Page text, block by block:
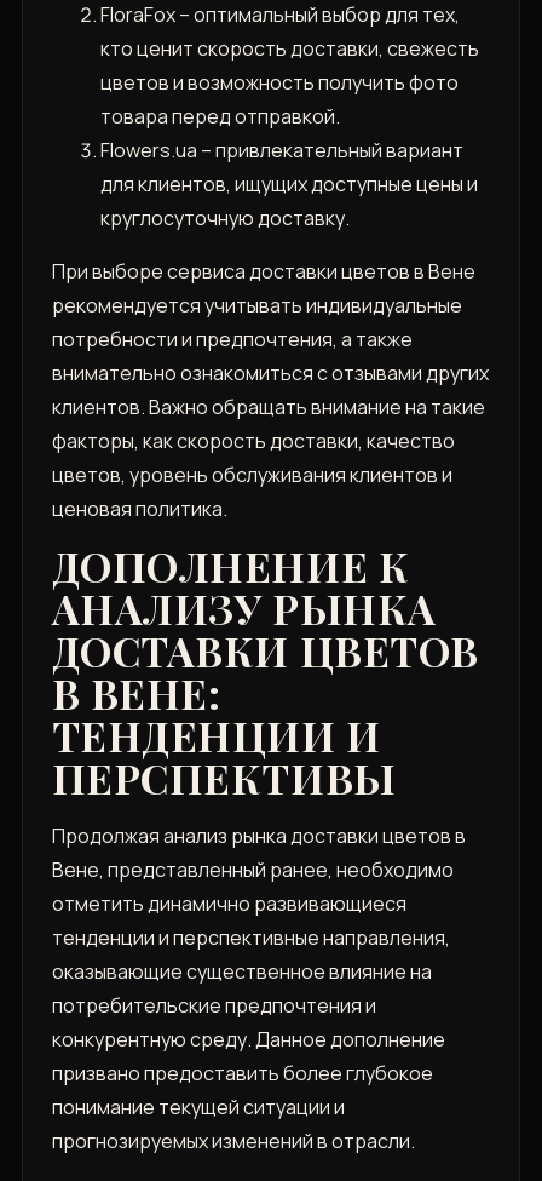
FloraFox – оптимальный выбор для тех,
кто ценит скорость доставки, свежесть
цветов и возможность получить фото
товара перед отправкой.
Flowers.ua – привлекательный вариант
для клиентов, ищущих доступные цены и
круглосуточную доставку.
При выборе сервиса доставки цветов в Вене
рекомендуется учитывать индивидуальные
потребности и предпочтения, а также
внимательно ознакомиться с отзывами других
клиентов. Важно обращать внимание на такие
факторы, как скорость доставки, качество
цветов, уровень обслуживания клиентов и
ценовая политика.
ДОПОЛНЕНИЕ К
АНАЛИЗУ РЫНКА
ДОСТАВКИ ЦВЕТОВ
В ВЕНЕ:
ТЕНДЕНЦИИ И
ПЕРСПЕКТИВЫ
Продолжая анализ рынка доставки цветов в
Вене, представленный ранее, необходимо
отметить динамично развивающиеся
тенденции и перспективные направления,
оказывающие существенное влияние на
потребительские предпочтения и
конкурентную среду. Данное дополнение
призвано предоставить более глубокое
понимание текущей ситуации и
прогнозируемых изменений в отрасли.